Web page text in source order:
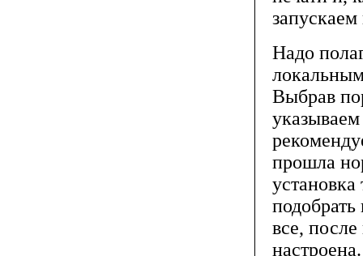
Надо
Выбрав
прошла
установка
все,
настроена.